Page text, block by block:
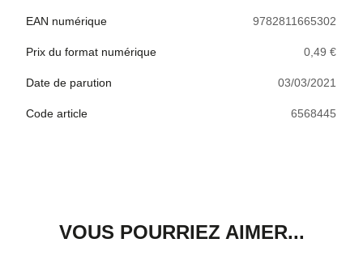
EAN numérique 9782811665302
Prix du format numérique 0,49 €
Date de parution 03/03/2021
Code article 6568445
VOUS POURRIEZ AIMER...